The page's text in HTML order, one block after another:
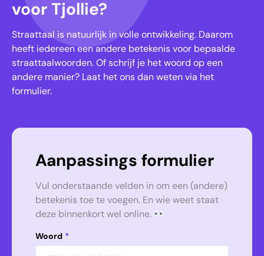
voor Tjollie?
Straattaal is natuurlijk in volle ontwikkeling. Daarom
heeft iedereen een andere betekenis voor bepaalde
straattaalwoorden. Of schrijf je het woord op een
andere manier? Laat het ons dan weten via het
formulier.
Aanpassings formulier
Vul onderstaande velden in om een (andere)
betekenis toe te voegen. En wie weet staat
deze binnenkort wel online.
Woord *